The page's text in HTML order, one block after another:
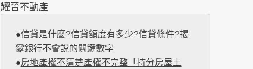
耀晉不動產
●信貸是什麼?信貸額度有多少?信貸條件?揭
露銀行不會說的關鍵數字
●房地產權不清楚產權不完整「持分房屋土